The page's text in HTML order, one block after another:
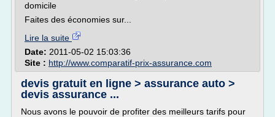
domicile
Faites des économies sur...
Lire la suite
Date: 2011-05-02 15:03:36
Site : http://www.comparatif-prix-assurance.com
devis gratuit en ligne > assurance auto >
devis assurance ...
Nous avons le pouvoir de profiter des meilleurs tarifs pour